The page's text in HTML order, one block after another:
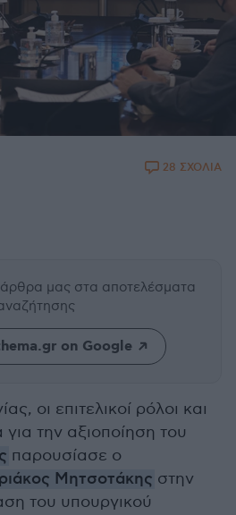
28 ΣΧΟΛΙΑ
άρθρα μας στα αποτελέσματα
on Google
οι επιτελικοί ρόλοι και
την αξιοποίηση του
παρουσίασε ο
Μητσοτάκης στην
του υπουργικού